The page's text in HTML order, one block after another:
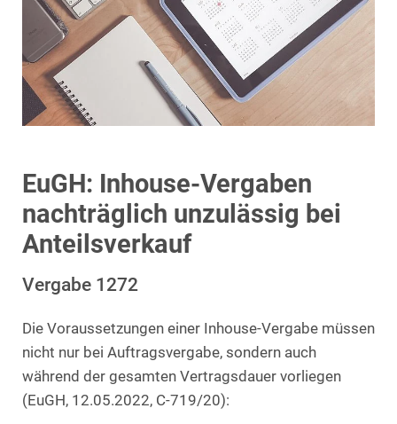
EuGH: Inhouse-Vergaben
nachträglich unzulässig bei
Anteilsverkauf
Vergabe 1272
Die Voraussetzungen einer Inhouse-Vergabe müssen
nicht nur bei Auftragsvergabe, sondern auch
während der gesamten Vertragsdauer vorliegen
(EuGH, 12.05.2022, C-719/20):